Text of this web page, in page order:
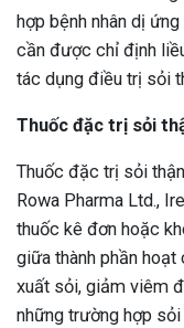
hợp bệnh nhân dị
cần được chỉ định
tác dụng điều trị sỏi
Thuốc đặc trị sỏi
Thuốc đặc trị sỏi
Rowa Pharma Ltd.,
thuốc kê đơn hoặc
giữa thành phần
xuất sỏi, giảm viêm
những trường hợp